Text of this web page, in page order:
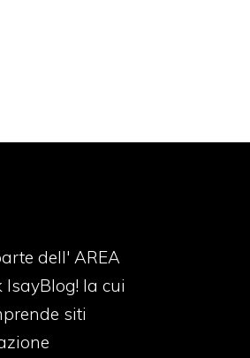
dell' AREA
IsayBlog! la cui
siti